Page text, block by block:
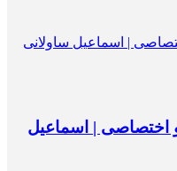
اختصاصی | اسماعیل